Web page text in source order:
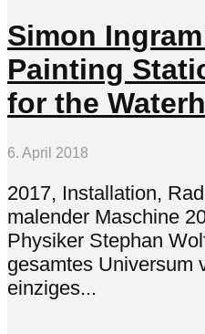
Simon
Painting
for the
6. April 2018
2017, Installation,
malender Maschine
Physiker Stephan
gesamtes Universum
einziges...